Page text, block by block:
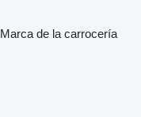
Marca de la carrocería